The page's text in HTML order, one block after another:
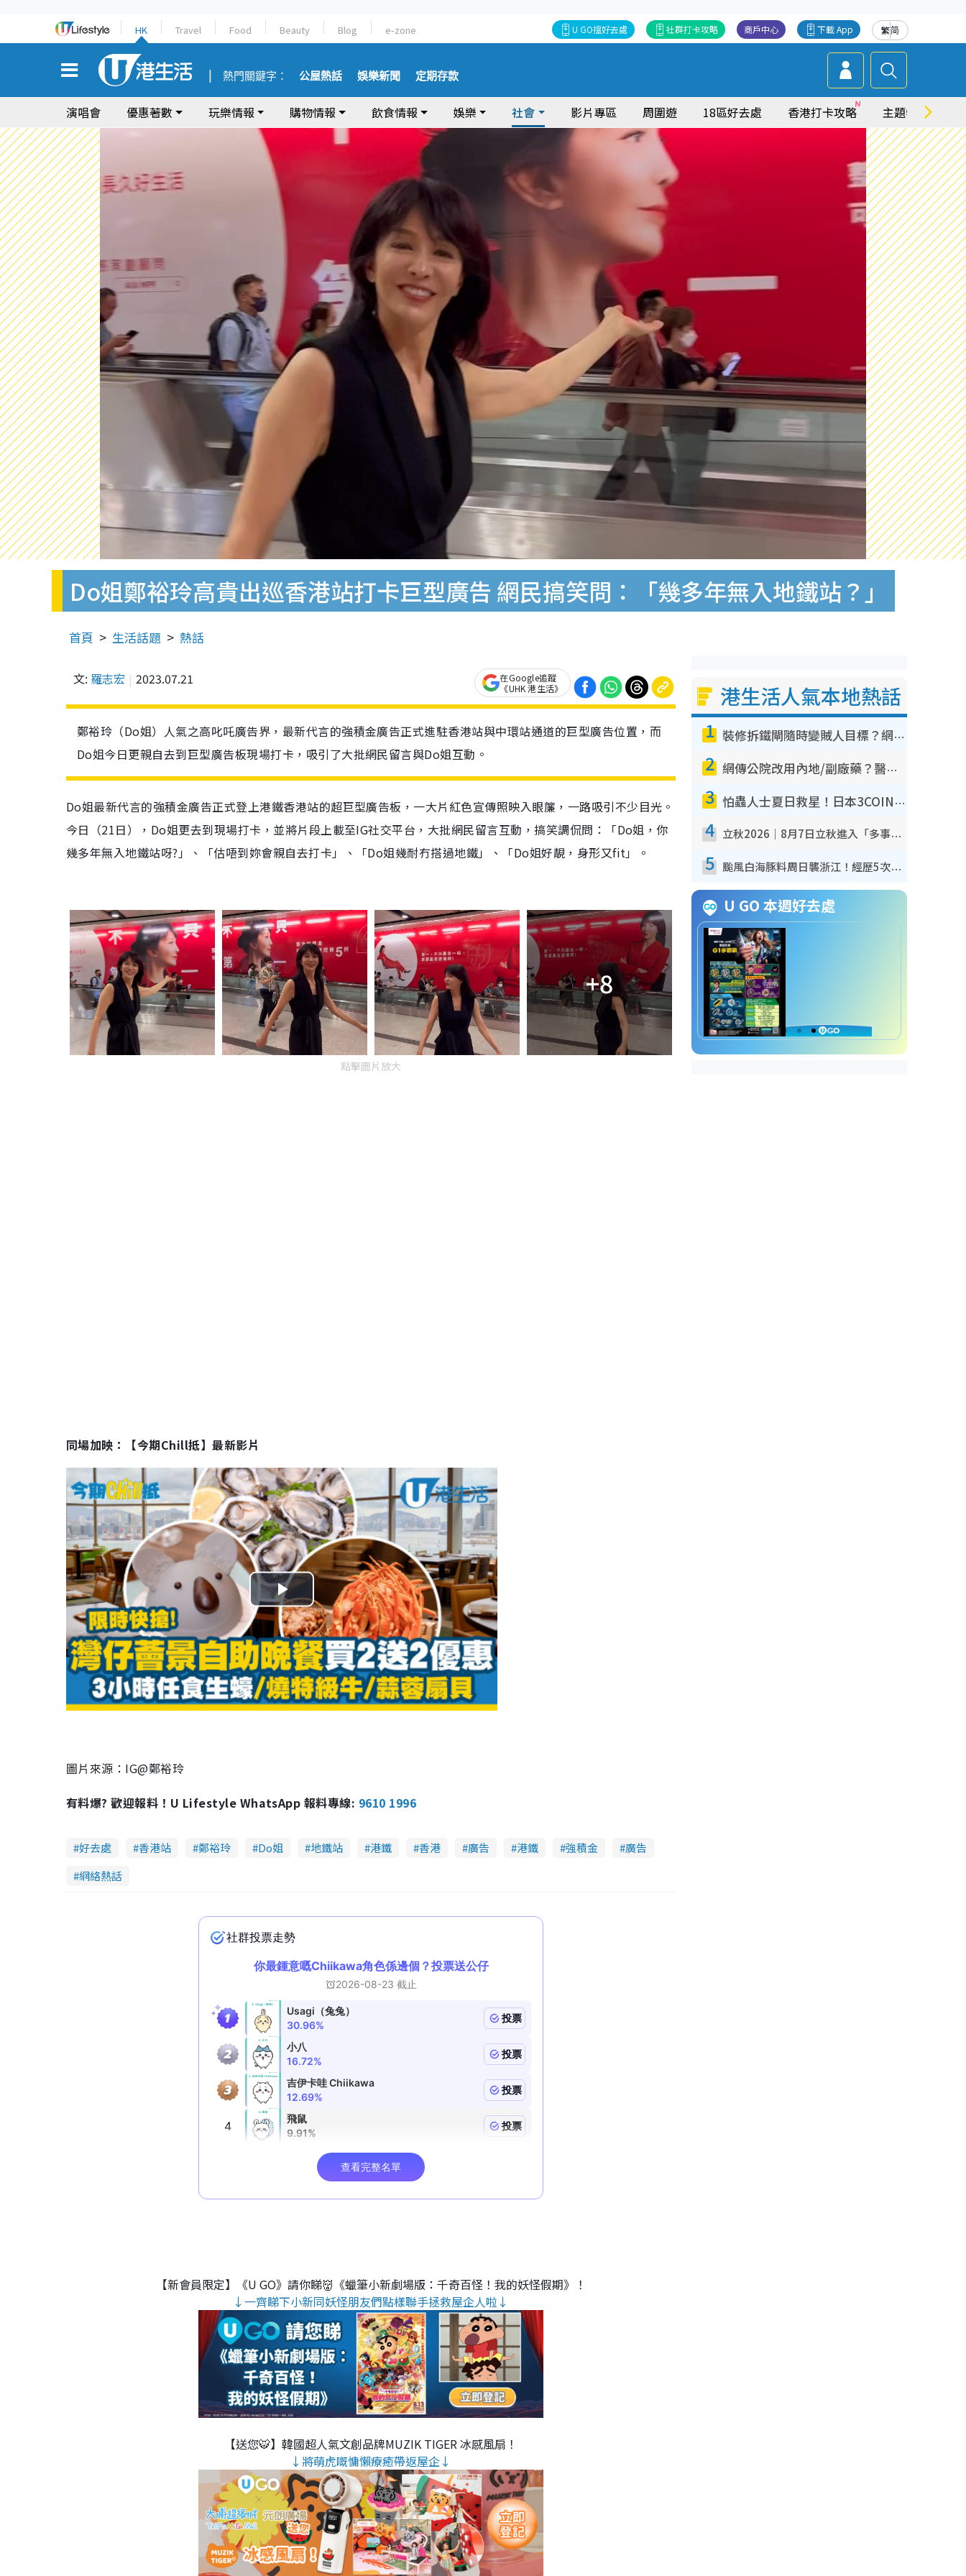
HK Travel Food Beauty Blog e-zone 繁简
下載 App
商戶中心
社群打卡攻略
U GO搵好去處
熱門關鍵字： 公屋熱話 娛樂新聞 定期存款
演唱會 優惠著數 玩樂情報 購物情報 飲食情報 娛樂 社會 影片專區 周圍遊 18區好去處 香港打卡攻略 主題特集
Do姐鄭裕玲高貴出巡香港站打卡巨型廣告 網民搞笑問：「幾多年無入地鐵站？」
首頁 生活話題 熱話
文: 羅志宏 2023.07.21
在Google追蹤
《UHK 港生活》
鄭裕玲（Do姐）人氣之高叱吒廣告界，最新代言的強積金廣告正式進駐香港站與中環站通道的巨型廣告位置，而
Do姐今日更親自去到巨型廣告板現場打卡，吸引了大批網民留言與Do姐互動。
Do姐最新代言的強積金廣告正式登上港鐵香港站的超巨型廣告板，一大片紅色宣傳照映入眼簾，一路吸引不少目光。
今日（21日），Do姐更去到現場打卡，並將片段上載至IG社交平台，大批網民留言互動，搞笑調侃問：「Do姐，你
幾多年無入地鐵站呀?」、「估唔到妳會親自去打卡」、「Do姐幾耐冇搭過地鐵」、「Do姐好靚，身形又fit」。
+8
點擊圖片放大
同場加映：【今期Chill抵】最新影片
P
l
a
y
d
圖片來源：IG@鄭裕玲
有料爆? 歡迎報料！U Lifestyle WhatsApp 報料專線: 9610 1996
好去處 香港站 鄭裕玲 Do姐 地鐵站 港鐵 香港 廣告 港鐵 強積金
廣告
網絡熱話
【新會員限定】《U GO》請你睇👹《蠟筆小新劇場版：千奇百怪！我的妖怪假期》！
↓一齊睇下小新同妖怪朋友們點樣聯手拯救屋企人啦↓
【送您🐯】韓國超人氣文創品牌MUZIK TIGER 冰感風扇！
↓將萌虎嘅慵懶療癒帶返屋企↓
港生活人氣本地熱話
1 裝修拆鐵閘隨時變賊人目標？網民揭2大關鍵用途：裝新式等於白裝？附新舊鐵閘分別
2 網傳公院改用內地/副廠藥？醫生拆解正副廠分別 揭4類人換藥隨時出事
3 怕蟲人士夏日救星！日本3COINS爆紅驅蟲神器$45起 1招「全程免觸碰」輕鬆搞定小強
4 立秋2026｜8月7日立秋進入「多事之秋」 3件事唔做得！專家教6招開運 清枱頭／銀包納氣接好運
5 颱風白海豚料周日襲浙江！經歷5次「眼牆置換」極罕見 成登陸內地最長途颱風
U GO 本週好去處